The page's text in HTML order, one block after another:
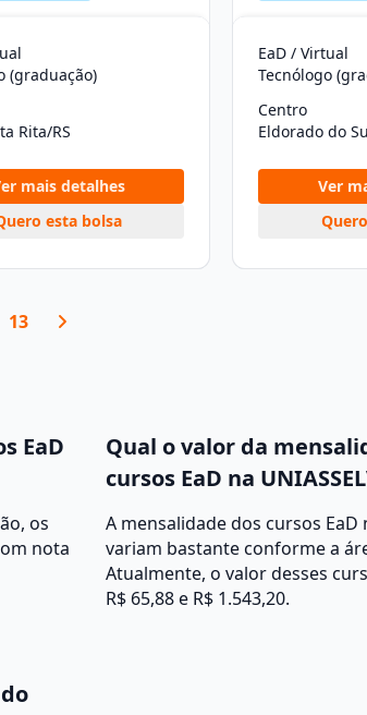
(graduação)
Rita/RS
mais detalhes
esta bolsa
EaD / Virtual
Tecnólogo
Centro
Eldorado do
Ver
13
EaD
os
nota
Qual o valor da
cursos EaD na
A mensalidade dos cursos EaD
variam bastante conforme a
Atualmente, o valor desses
R$ 65,88 e R$ 1.543,20.